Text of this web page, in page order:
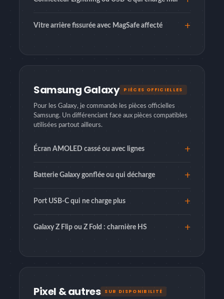
Vitre arrière fissurée avec MagSafe affecté
Samsung Galaxy PIÈCES OFFICIELLES
Pour les Galaxy, je commande les pièces officielles
Samsung. Un différenciant face aux pièces compatibles
utilisées partout ailleurs.
Écran AMOLED cassé ou avec lignes
Batterie Galaxy gonflée ou qui décharge
Port USB-C qui ne charge plus
Galaxy Z Flip ou Z Fold : charnière HS
Pixel & autres SUR DISPONIBILITÉ